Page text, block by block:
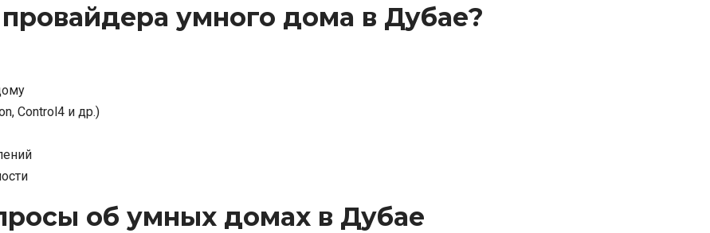
умного дома в Дубае?
Control4 и др.)
об умных домах в Дубае